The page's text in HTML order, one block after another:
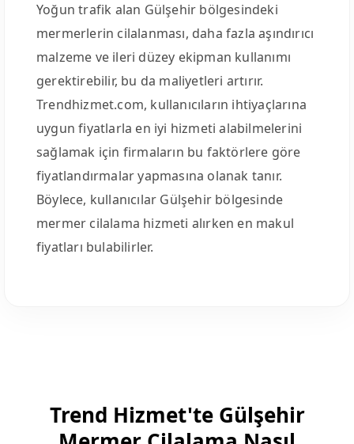
Yoğun trafik alan Gülşehir bölgesindeki
mermerlerin cilalanması, daha fazla aşındırıcı
malzeme ve ileri düzey ekipman kullanımı
gerektirebilir, bu da maliyetleri artırır.
Trendhizmet.com, kullanıcıların ihtiyaçlarına
uygun fiyatlarla en iyi hizmeti alabilmelerini
sağlamak için firmaların bu faktörlere göre
fiyatlandırmalar yapmasına olanak tanır.
Böylece, kullanıcılar Gülşehir bölgesinde
mermer cilalama hizmeti alırken en makul
fiyatları bulabilirler.
Trend Hizmet'te Gülşehir